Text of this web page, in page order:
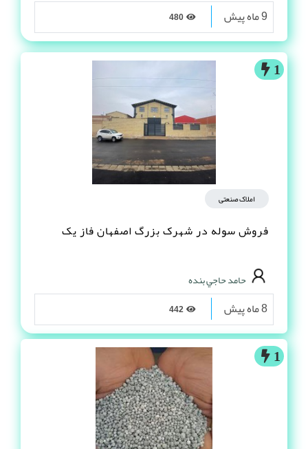
9 ماه پیش
1
املاک صنعتی
فروش سوله در شهرک بزرگ اصفهان فاز یک
حامد حاجي بنده
8 ماه پیش
1